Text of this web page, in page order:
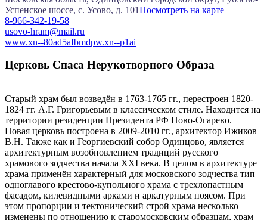
Успенское шоссе, с. Усово, д. 101Посмотреть на карте
8-966-342-19-58
usovo-hram@mail.ru
www.xn--80ad5afbmdpw.xn--p1ai
Церковь Спаса Нерукотворного Образа
Старый храм был возведён в 1763-1765 гг., перестроен 1820-
1824 гг. А.Г. Григорьевым в классическом стиле. Находится на
территории резиденции Президента РФ Ново-Огарево.
Новая церковь построена в 2009-2010 гг., архитектор Ижиков
В.Н. Также как и Георгиевский собор Одинцово, является
архитектурным возобновлением традиций русского
храмового зодчества начала ХХI века. В целом в архитектуре
храма применён характерный для московского зодчества тип
одноглавого крестово-купольного храма с трехлопастным
фасадом, килевидными арками и аркатурным поясом. При
этом пропорции и тектонический строй храма несколько
изменены по отношению к старомосковским образцам, храм